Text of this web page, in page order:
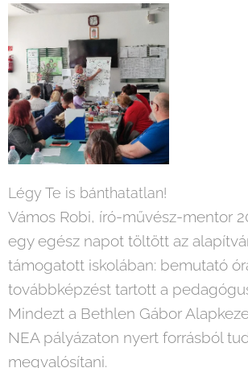
Légy Te is bánthatatlan!
Vámos Robi, író-művész-mentor
egy egész napot töltött az
támogatott iskolában: bemutató
továbbképzést tartott a
Mindezt a Bethlen Gábor
NEA pályázaton nyert forrásból
megvalósítani.